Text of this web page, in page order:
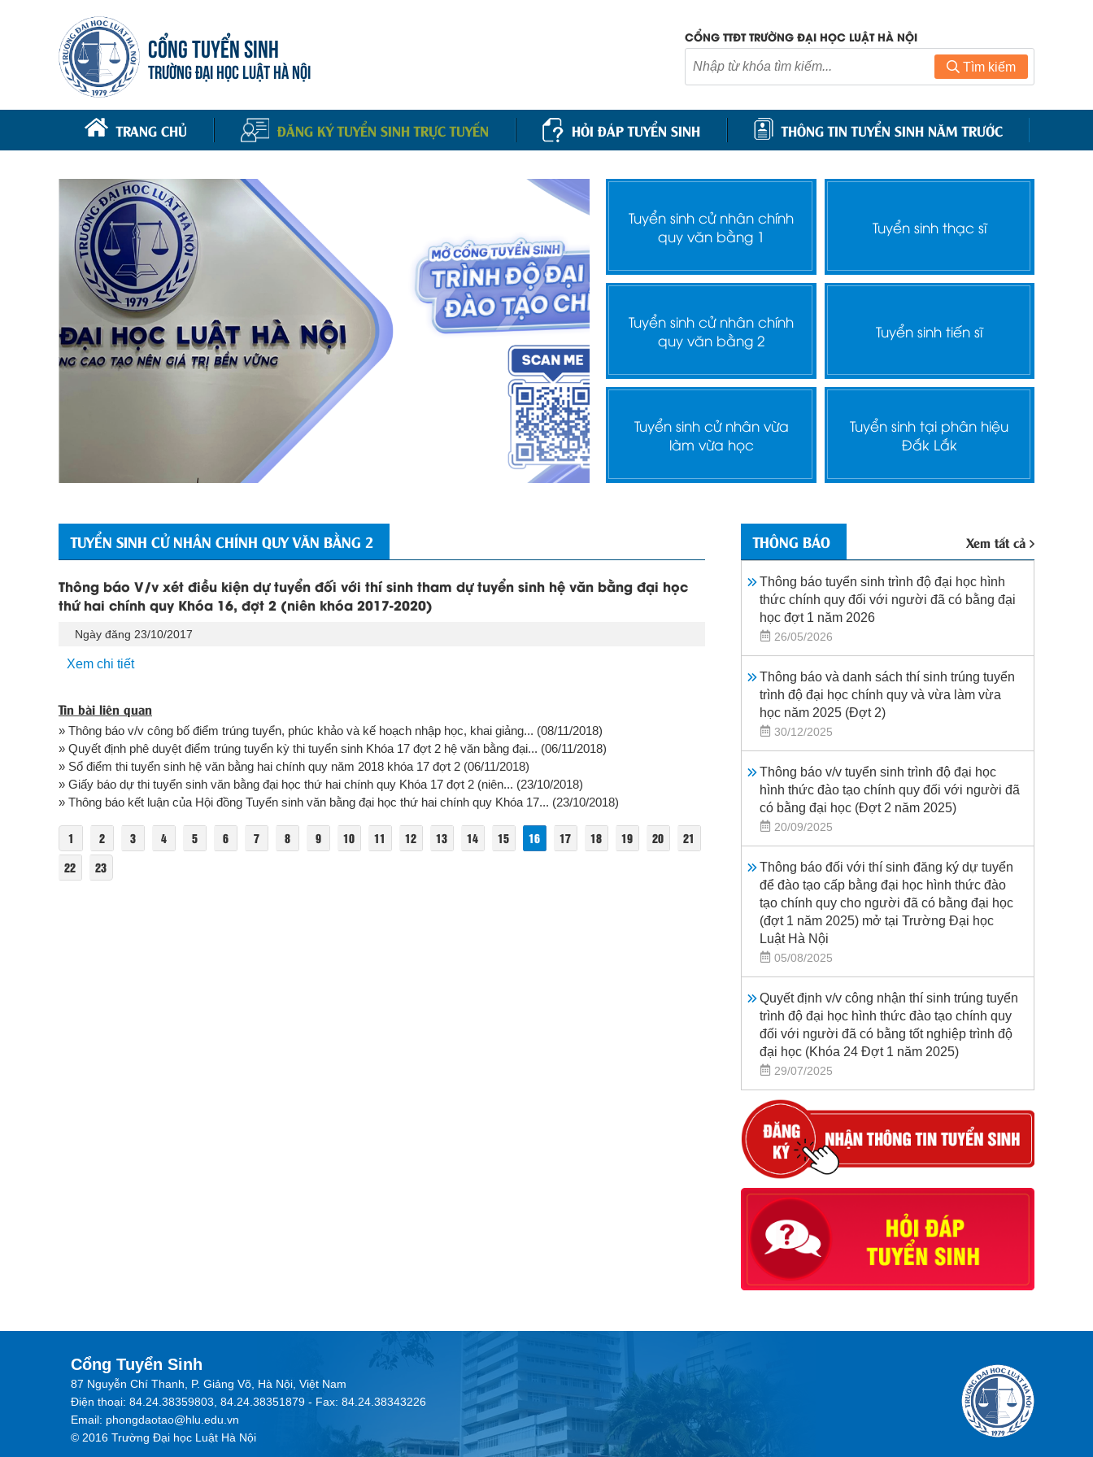
CỔNG TUYỂN SINH
TRƯỜNG ĐẠI HỌC LUẬT HÀ NỘI
CỔNG TTĐT TRƯỜNG ĐẠI HỌC LUẬT HÀ NỘI
Tìm kiếm
TRANG CHỦ ĐĂNG KÝ TUYỂN SINH TRỰC TUYẾN HỎI ĐÁP TUYỂN SINH THÔNG TIN TUYỂN SINH NĂM TRƯỚC
Tuyển sinh cử nhân chính
quy văn bằng 1
Tuyển sinh thạc sĩ
Tuyển sinh cử nhân chính
quy văn bằng 2
Tuyển sinh tiến sĩ
Tuyển sinh cử nhân vừa
làm vừa học
Tuyển sinh tại phân hiệu
Đắk Lắk
TUYỂN SINH CỬ NHÂN CHÍNH QUY VĂN BẰNG 2
Thông báo V/v xét điều kiện dự tuyển đối với thí sinh tham dự tuyển sinh hệ văn bằng đại học
thứ hai chính quy Khóa 16, đợt 2 (niên khóa 2017-2020)
Ngày đăng 23/10/2017
Xem chi tiết
Tin bài liên quan
» Thông báo v/v công bố điểm trúng tuyển, phúc khảo và kế hoạch nhập học, khai giảng... (08/11/2018)
» Quyết định phê duyệt điểm trúng tuyển kỳ thi tuyển sinh Khóa 17 đợt 2 hệ văn bằng đại... (06/11/2018)
» Sổ điểm thi tuyển sinh hệ văn bằng hai chính quy năm 2018 khóa 17 đợt 2 (06/11/2018)
» Giấy báo dự thi tuyển sinh văn bằng đại học thứ hai chính quy Khóa 17 đợt 2 (niên... (23/10/2018)
» Thông báo kết luận của Hội đồng Tuyển sinh văn bằng đại học thứ hai chính quy Khóa 17... (23/10/2018)
1 2 3 4 5 6 7 8 9 10 11 12 13 14 15 16 17 18 19 20
21
22
23
THÔNG BÁO Xem tất cả
Thông báo tuyển sinh trình độ đại học hình
thức chính quy đối với người đã có bằng đại
học đợt 1 năm 2026
26/05/2026
Thông báo và danh sách thí sinh trúng tuyển
trình độ đại học chính quy và vừa làm vừa
học năm 2025 (Đợt 2)
30/12/2025
Thông báo v/v tuyển sinh trình độ đại học
hình thức đào tạo chính quy đối với người đã
có bằng đại học (Đợt 2 năm 2025)
20/09/2025
Thông báo đối với thí sinh đăng ký dự tuyển
để đào tạo cấp bằng đại học hình thức đào
tạo chính quy cho người đã có bằng đại học
(đợt 1 năm 2025) mở tại Trường Đại học
Luật Hà Nội
05/08/2025
Quyết định v/v công nhận thí sinh trúng tuyển
trình độ đại học hình thức đào tạo chính quy
đối với người đã có bằng tốt nghiệp trình độ
đại học (Khóa 24 Đợt 1 năm 2025)
29/07/2025
Cổng Tuyển Sinh
87 Nguyễn Chí Thanh, P. Giảng Võ, Hà Nội, Việt Nam
Điện thoại: 84.24.38359803, 84.24.38351879 - Fax: 84.24.38343226
Email: phongdaotao@hlu.edu.vn
© 2016 Trường Đại học Luật Hà Nội